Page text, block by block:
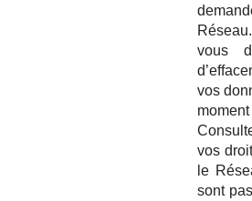
vous
vos
vos
le
sont